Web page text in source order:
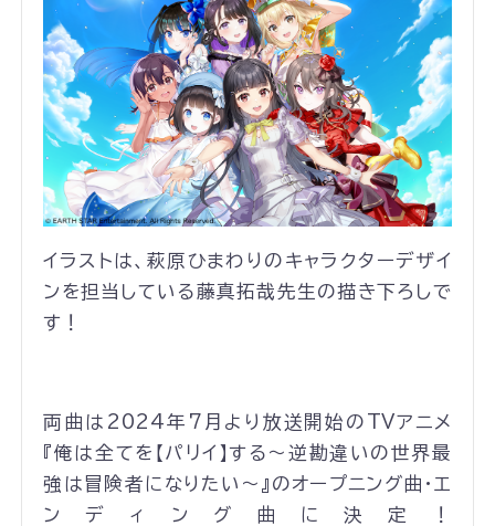
イラストは、萩原ひまわりのキャラクターデザイ
ンを担当している藤真拓哉先生の描き下ろしで
す！
両曲は2024年7月より放送開始のTVアニメ
『俺は全てを【パリイ】する〜逆勘違いの世界最
強は冒険者になりたい〜』のオープニング曲・エ
ンディング曲に決定！